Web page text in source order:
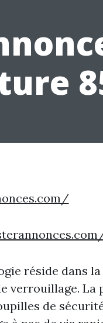
réside dans
verrouillage. La
de